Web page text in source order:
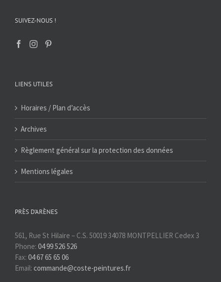
SUIVEZ-NOUS !
LIENS UTILES
Horaires / Plan d’accès
Archives
Règlement général sur la protection des données
Mentions légales
PRÈS D’ARÈNES
561, Rue St Hilaire – C.S. 50019 34078 MONTPELLIER Cedex 3
Phone: 04 99 526 526
Fax: 04 67 65 65 06
Email: commande@coste-peintures.fr